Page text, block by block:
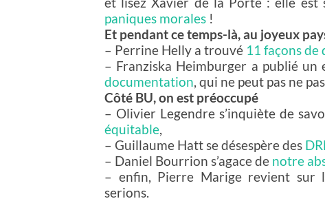
paniques morales !
Et pendant ce temps-là, au joyeux
– Perrine Helly a trouvé 11 façons
– Franziska Heimburger a publié un
documentation , qui ne peut pas ne
Côté BU, on est préoccupé
– Olivier Legendre s’inquiète de
équitable
– Guillaume Hatt se désespère des
– Daniel Bourrion s’agace de notre
– enfin, Pierre Marige revient sur
serions.